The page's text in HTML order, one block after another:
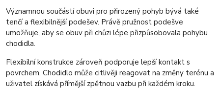
Významnou součástí obuvi pro přirozený pohyb bývá také
tenčí a flexibilnější podešev. Právě pružnost podešve
umožňuje, aby se obuv při chůzi lépe přizpůsobovala pohybu
chodidla.
Flexibilní konstrukce zároveň podporuje lepší kontakt s
povrchem. Chodidlo může citlivěji reagovat na změny terénu a
uživatel získává přímější zpětnou vazbu při každém kroku.